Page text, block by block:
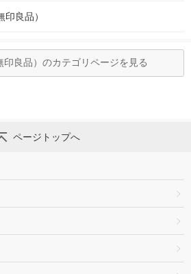
良品）
印良品）のカテゴリページを見る
ページトップへ